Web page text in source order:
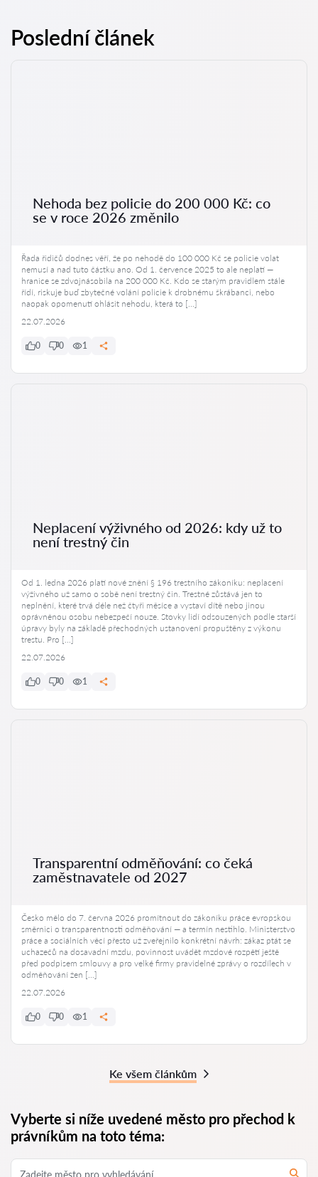
Poslední článek
Nehoda bez policie do 200 000 Kč: co
se v roce 2026 změnilo
Řada řidičů dodnes věří, že po nehodě do 100 000 Kč se policie volat
nemusí a nad tuto částku ano. Od 1. července 2025 to ale neplatí —
hranice se zdvojnásobila na 200 000 Kč. Kdo se starým pravidlem stále
řídí, riskuje buď zbytečné volání policie k drobnému škrábanci, nebo
naopak opomenutí ohlásit nehodu, která to […]
22.07.2026
0 0 1
Neplacení výživného od 2026: kdy už to
není trestný čin
Od 1. ledna 2026 platí nové znění § 196 trestního zákoníku: neplacení
výživného už samo o sobě není trestný čin. Trestné zůstává jen to
neplnění, které trvá déle než čtyři měsíce a vystaví dítě nebo jinou
oprávněnou osobu nebezpečí nouze. Stovky lidí odsouzených podle starší
úpravy byly na základě přechodných ustanovení propuštěny z výkonu
trestu. Pro […]
22.07.2026
0 0 1
Transparentní odměňování: co čeká
zaměstnavatele od 2027
Česko mělo do 7. června 2026 promítnout do zákoníku práce evropskou
směrnici o transparentnosti odměňování — a termín nestihlo. Ministerstvo
práce a sociálních věcí přesto už zveřejnilo konkrétní návrh: zákaz ptát se
uchazečů na dosavadní mzdu, povinnost uvádět mzdové rozpětí ještě
před podpisem smlouvy a pro velké firmy pravidelné zprávy o rozdílech v
odměňování žen […]
22.07.2026
0 0 1
Ke všem článkům
Vyberte si níže uvedené město pro přechod k
právníkům na toto téma: